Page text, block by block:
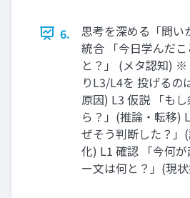
6.
思考を深める「問い
統合 「今日学んだ
と？」 (メタ認知) ※
りL3/L4を 投げるの
原因) L3 仮説 「も
ら？」(推論・転移)
ぜそう判断した？」
化) L1 確認 「今何
ー文は何と？」(現